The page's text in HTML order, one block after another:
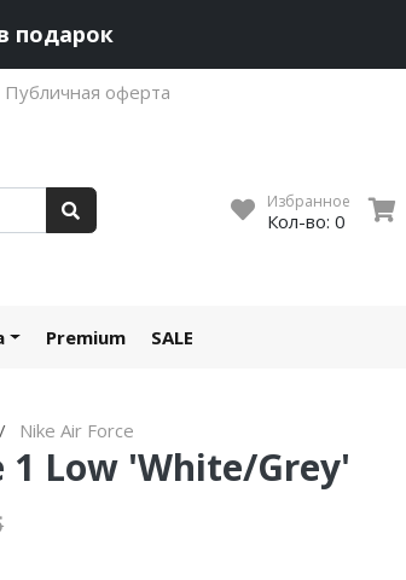
подарок
Публичная оферта
Избранное
Кол-во: 0
Premium SALE
Nike Air Force
1 Low 'White/Grey'